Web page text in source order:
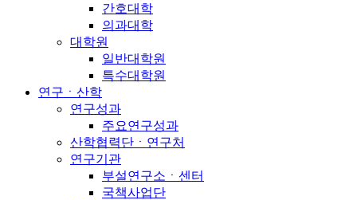
간호대학
의과대학
대학원
일반대학원
특수대학원
연구ㆍ산학
연구성과
주요연구성과
산학협력단ㆍ연구처
연구기관
부설연구소ㆍ센터
국책사업단